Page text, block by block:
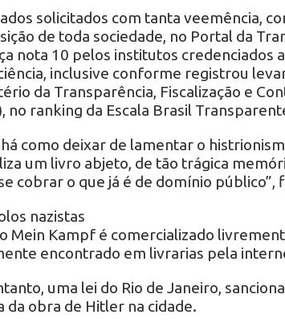
solicitados com tanta veemência,
de toda sociedade, no Portal da
nota 10 pelos institutos credenciados
inclusive conforme registrou
da Transparência, Fiscalização e
no ranking da Escala Brasil
como deixar de lamentar o
um livro abjeto, de tão trágica
cobrar o que já é de domínio público”,
nazistas
Mein Kampf é comercializado
encontrado em livrarias pela
uma lei do Rio de Janeiro,
da obra de Hitler na cidade.